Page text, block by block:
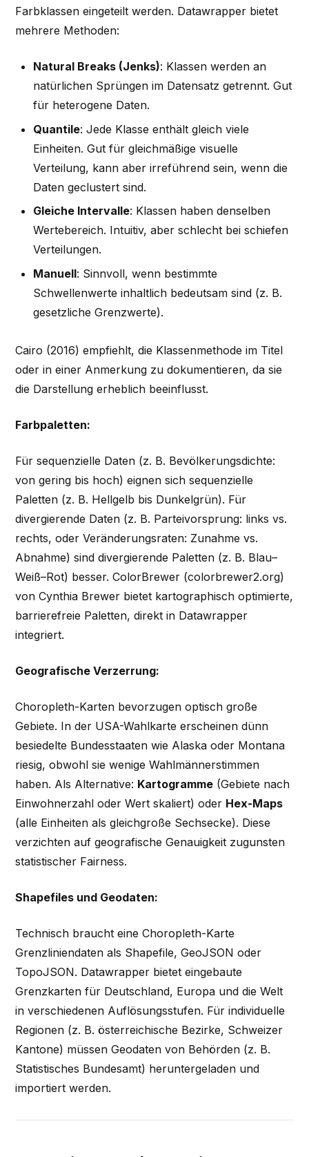
Farbklassen eingeteilt werden. Datawrapper bietet
mehrere Methoden:
Natural Breaks (Jenks): Klassen werden an
natürlichen Sprüngen im Datensatz getrennt. Gut
für heterogene Daten.
Quantile: Jede Klasse enthält gleich viele
Einheiten. Gut für gleichmäßige visuelle
Verteilung, kann aber irreführend sein, wenn die
Daten geclustert sind.
Gleiche Intervalle: Klassen haben denselben
Wertebereich. Intuitiv, aber schlecht bei schiefen
Verteilungen.
Manuell: Sinnvoll, wenn bestimmte
Schwellenwerte inhaltlich bedeutsam sind (z. B.
gesetzliche Grenzwerte).
Cairo (2016) empfiehlt, die Klassenmethode im Titel
oder in einer Anmerkung zu dokumentieren, da sie
die Darstellung erheblich beeinflusst.
Farbpaletten:
Für sequenzielle Daten (z. B. Bevölkerungsdichte:
von gering bis hoch) eignen sich sequenzielle
Paletten (z. B. Hellgelb bis Dunkelgrün). Für
divergierende Daten (z. B. Parteivorsprung: links vs.
rechts, oder Veränderungsraten: Zunahme vs.
Abnahme) sind divergierende Paletten (z. B. Blau–
Weiß–Rot) besser. ColorBrewer (colorbrewer2.org)
von Cynthia Brewer bietet kartographisch optimierte,
barrierefreie Paletten, direkt in Datawrapper
integriert.
Geografische Verzerrung:
Choropleth-Karten bevorzugen optisch große
Gebiete. In der USA-Wahlkarte erscheinen dünn
besiedelte Bundesstaaten wie Alaska oder Montana
riesig, obwohl sie wenige Wahlmännerstimmen
haben. Als Alternative: Kartogramme (Gebiete nach
Einwohnerzahl oder Wert skaliert) oder Hex-Maps
(alle Einheiten als gleichgroße Sechsecke). Diese
verzichten auf geografische Genauigkeit zugunsten
statistischer Fairness.
Shapefiles und Geodaten:
Technisch braucht eine Choropleth-Karte
Grenzliniendaten als Shapefile, GeoJSON oder
TopoJSON. Datawrapper bietet eingebaute
Grenzkarten für Deutschland, Europa und die Welt
in verschiedenen Auflösungsstufen. Für individuelle
Regionen (z. B. österreichische Bezirke, Schweizer
Kantone) müssen Geodaten von Behörden (z. B.
Statistisches Bundesamt) heruntergeladen und
importiert werden.